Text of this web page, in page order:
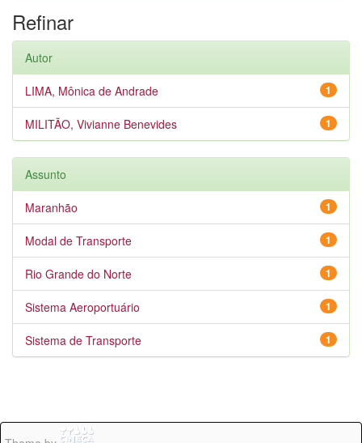
Refinar
Autor
1
LIMA, Mônica de Andrade
1
MILITÃO, Vivianne Benevides
Assunto
1
Maranhão
1
Modal de Transporte
1
Rio Grande do Norte
1
Sistema Aeroportuário
1
Sistema de Transporte